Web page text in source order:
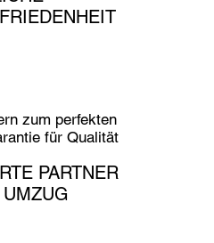
zum perfekten
für Qualität
PARTNER